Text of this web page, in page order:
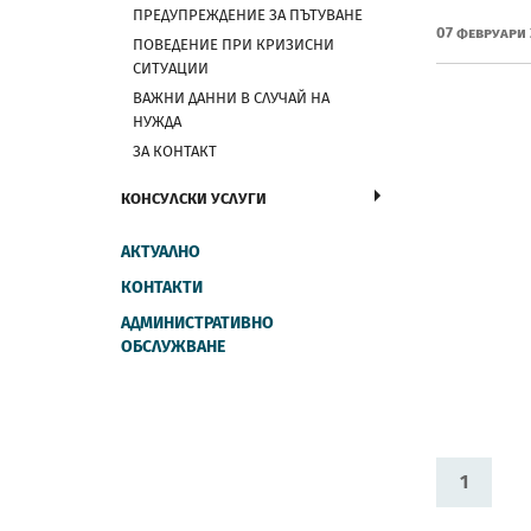
ПРЕДУПРЕЖДЕНИЕ ЗА ПЪТУВАНЕ
ПОВЕДЕНИЕ ПРИ КРИЗИСНИ
СИТУАЦИИ
ВАЖНИ ДАННИ В СЛУЧАЙ НА
НУЖДА
ЗА КОНТАКТ
КОНСУЛСКИ УСЛУГИ
АКТУАЛНО
КОНТАКТИ
АДМИНИСТРАТИВНО
ОБСЛУЖВАНЕ
07 Февруари
1